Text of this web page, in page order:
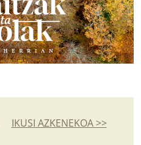
IKUSI AZKENEKOA >>